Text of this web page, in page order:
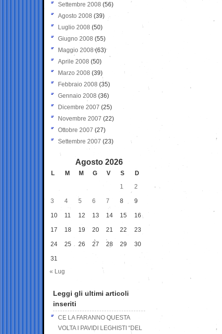
Settembre 2008 (56)
Agosto 2008 (39)
Luglio 2008 (50)
Giugno 2008 (55)
Maggio 2008(63)
Aprile 2008 (50)
Marzo 2008 (39)
Febbraio 2008 (35)
Gennaio 2008 (36)
Dicembre 2007 (25)
Novembre 2007 (22)
Ottobre 2007 (27)
Settembre 2007 (23)
Agosto 2026
L M M G V S
D
1
2
3 4 5 6 7 8 9
10 11 12 13 14 15 16
17 18 19 20 21 22 23
24 25 26 27 28 29 30
31
« Lug
Leggi gli ultimi articoli
inseriti
CE LA FARANNO QUESTA
VOLTA I PAVIDI LEGHISTI “DEL